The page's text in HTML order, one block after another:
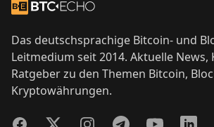
Zur Startseite
Das deutschsprachige Bitcoin- und
Leitmedium seit 2014. Aktuelle News,
Ratgeber zu den Themen Bitcoin,
Kryptowährungen.
FacebookTwitterInstagramTelegramYouTube